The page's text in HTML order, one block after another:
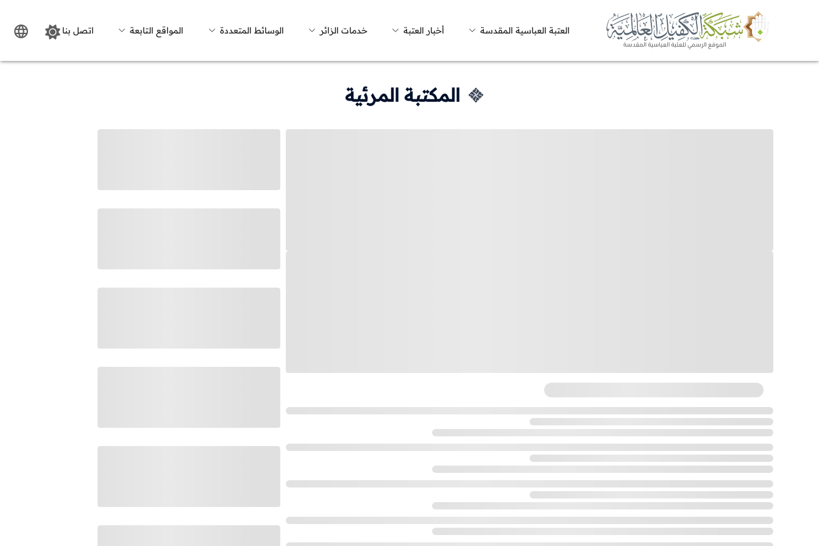
العتبة العباسية المقدسة أخبار العتبة خدمات الزائر الوسائط المتعددة المواقع التابعة اتصل بنا
المكتبة المرئية